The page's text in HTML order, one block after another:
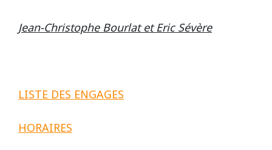
Jean-Christophe Bourlat et Eric Sévère
LISTE DES ENGAGES
HORAIRES